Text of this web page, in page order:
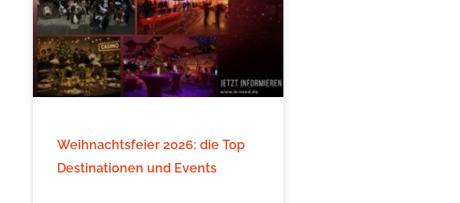
Weihnachtsfeier 2026: die Top
Destinationen und Events